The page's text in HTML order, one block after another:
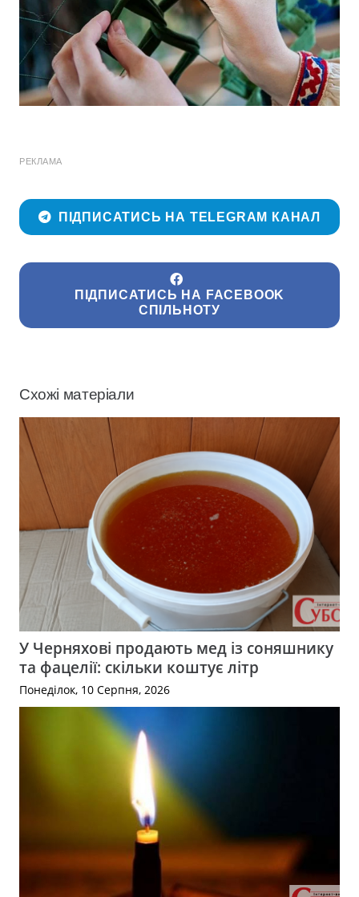
РЕКЛАМА
ПІДПИСАТИСЬ НА TELEGRAM КАНАЛ
ПІДПИСАТИСЬ НА FACEBOOK
СПІЛЬНОТУ
Схожі матеріали
У Черняхові продають мед із соняшнику
та фацелії: скільки коштує літр
Понеділок, 10 Серпня, 2026